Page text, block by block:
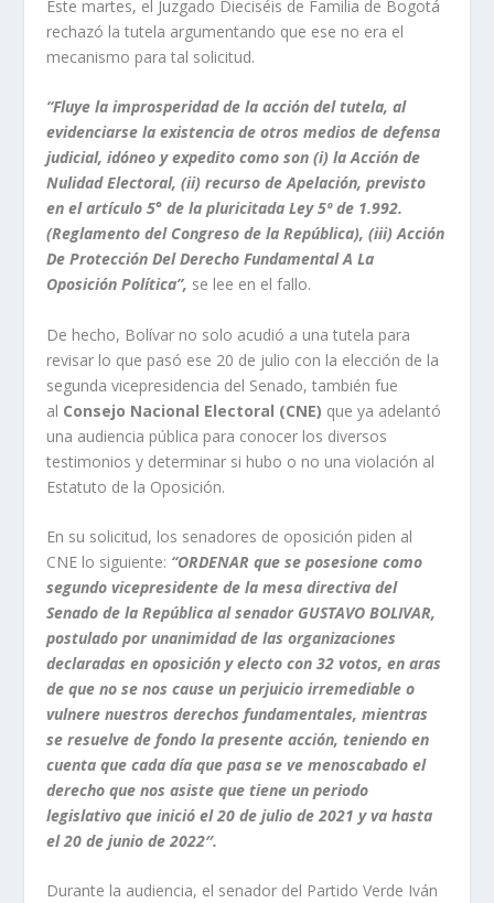
Este martes, el Juzgado Dieciséis de Familia de Bogotá
rechazó la tutela argumentando que ese no era el
mecanismo para tal solicitud.
“Fluye la improsperidad de la acción del tutela, al
evidenciarse la existencia de otros medios de defensa
judicial, idóneo y expedito como son (i) la Acción de
Nulidad Electoral, (ii) recurso de Apelación, previsto
en el artículo 5° de la pluricitada Ley 5º de 1.992.
(Reglamento del Congreso de la República), (iii) Acción
De Protección Del Derecho Fundamental A La
Oposición Política”, se lee en el fallo.
De hecho, Bolívar no solo acudió a una tutela para
revisar lo que pasó ese 20 de julio con la elección de la
segunda vicepresidencia del Senado, también fue
al Consejo Nacional Electoral (CNE) que ya adelantó
una audiencia pública para conocer los diversos
testimonios y determinar si hubo o no una violación al
Estatuto de la Oposición.
En su solicitud, los senadores de oposición piden al
CNE lo siguiente: “ORDENAR que se posesione como
segundo vicepresidente de la mesa directiva del
Senado de la República al senador GUSTAVO BOLIVAR,
postulado por unanimidad de las organizaciones
declaradas en oposición y electo con 32 votos, en aras
de que no se nos cause un perjuicio irremediable o
vulnere nuestros derechos fundamentales, mientras
se resuelve de fondo la presente acción, teniendo en
cuenta que cada día que pasa se ve menoscabado el
derecho que nos asiste que tiene un periodo
legislativo que inició el 20 de julio de 2021 y va hasta
el 20 de junio de 2022″.
Durante la audiencia, el senador del Partido Verde Iván